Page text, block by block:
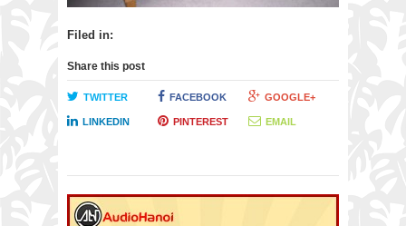
Filed in:
Share this post
TWITTER FACEBOOK GOOGLE+
LINKEDIN PINTEREST EMAIL